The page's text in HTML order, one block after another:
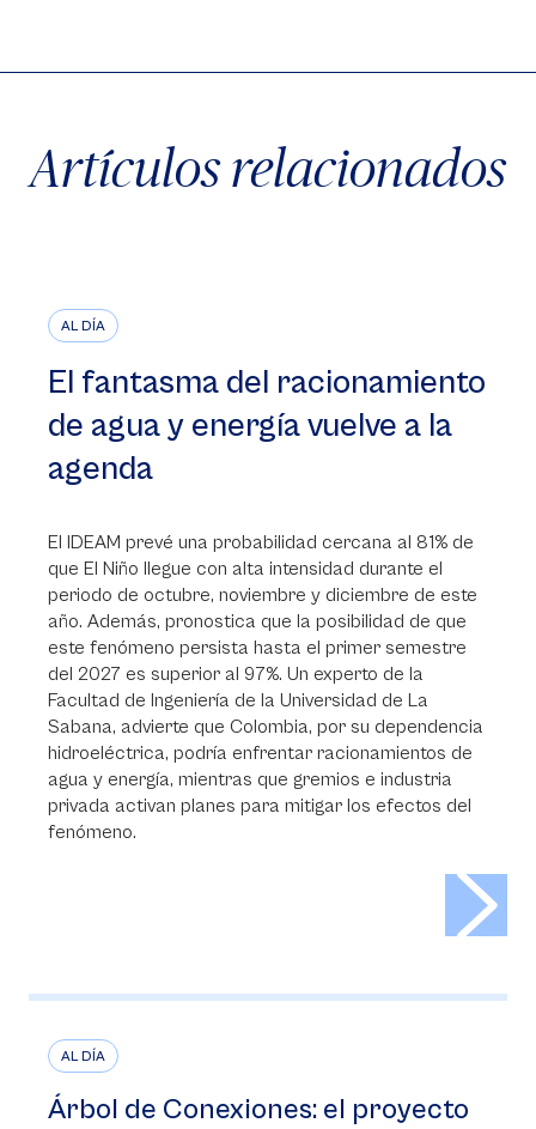
Artículos relacionados
AL DÍA
El fantasma del racionamiento
de agua y energía vuelve a la
agenda
El IDEAM prevé una probabilidad cercana al 81% de
que El Niño llegue con alta intensidad durante el
periodo de octubre, noviembre y diciembre de este
año. Además, pronostica que la posibilidad de que
este fenómeno persista hasta el primer semestre
del 2027 es superior al 97%. Un experto de la
Facultad de Ingeniería de la Universidad de La
Sabana, advierte que Colombia, por su dependencia
hidroeléctrica, podría enfrentar racionamientos de
agua y energía, mientras que gremios e industria
privada activan planes para mitigar los efectos del
fenómeno.
AL DÍA
Árbol de Conexiones: el proyecto